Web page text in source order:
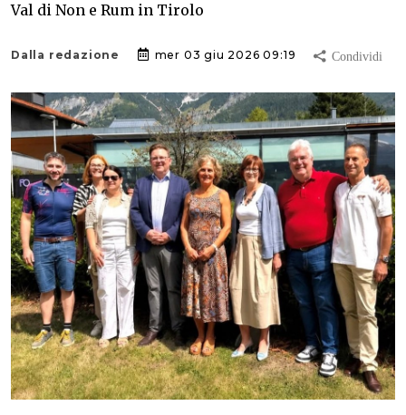
Val di Non e Rum in Tirolo
Dalla redazione mer 03 giu 2026 09:19